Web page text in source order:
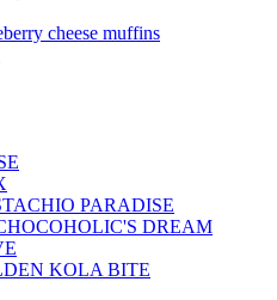
cheese muffins
PARADISE
DREAM
KOLA BITE